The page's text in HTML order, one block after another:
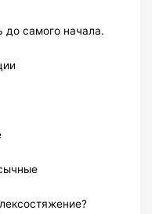
до самого начала.